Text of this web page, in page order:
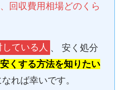
回収費用相場どのくら
ている人 、 安く処分
くする方法を知りたい
なれば幸いです。